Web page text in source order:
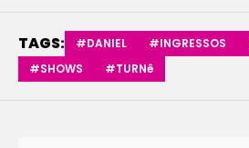
TAGS: #DANIEL #INGRESSOS
#SHOWS
#TURNê